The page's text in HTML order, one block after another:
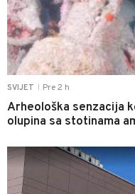
SVIJET Pre 2 h
Arheološka senzacija
olupina sa stotinama